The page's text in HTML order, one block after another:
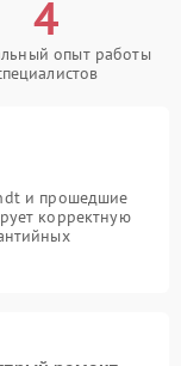
4
опыт работы
и прошедшие
корректную